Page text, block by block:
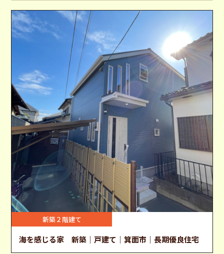
新築２階建て
海を感じる家 新築｜戸建て｜箕面市｜長期優良住宅